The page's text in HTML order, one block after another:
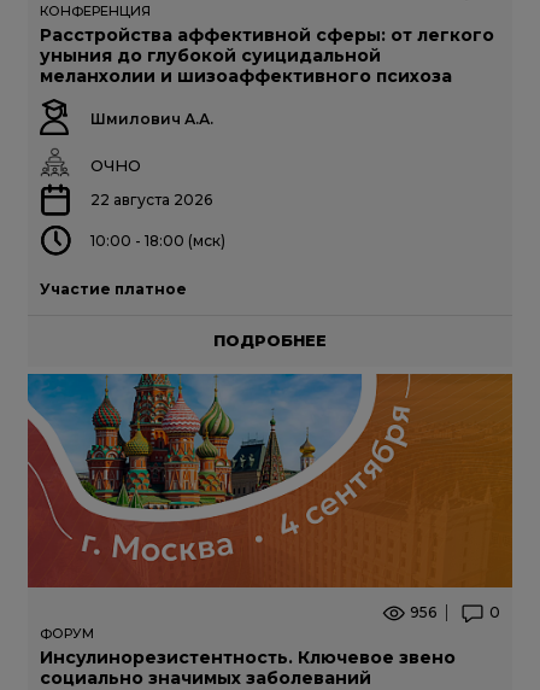
КОНФЕРЕНЦИЯ
Расстройства аффективной сферы: от легкого
уныния до глубокой суицидальной
меланхолии и шизоаффективного психоза
Шмилович А.А.
ОЧНО
22 августа 2026
10:00 - 18:00 (мск)
Участие платное
ПОДРОБНЕЕ
956 0
ФОРУМ
Инсулинорезистентность. Ключевое звено
социально значимых заболеваний